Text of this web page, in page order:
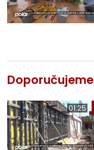
Doporučujeme
01:25